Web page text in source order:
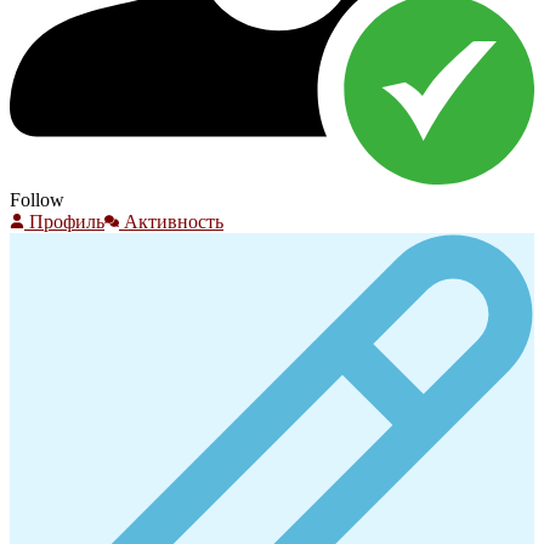
Follow
Профиль
Активность